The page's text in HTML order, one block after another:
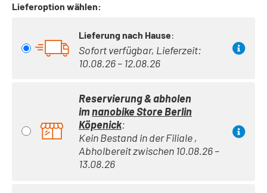
Lieferoption wählen:
Lieferung nach Hause:
Sofort verfügbar, Lieferzeit:
10.08.26 – 12.08.26
Reservierung & abholen
imnanobike Store Berlin
Köpenick:
Kein Bestand in der Filiale ,
Abholbereit zwischen 10.08.26 –
13.08.26